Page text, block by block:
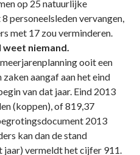
op 25 natuurlijke
personeelsleden vervangen,
met 17 zou verminderen.
weet niemand.
ooit een
aangaf aan het eind
van dat jaar. Eind 2013
(koppen), of 819,37
2013
kan dan de stand
jaar) vermeldt het cijfer 911.